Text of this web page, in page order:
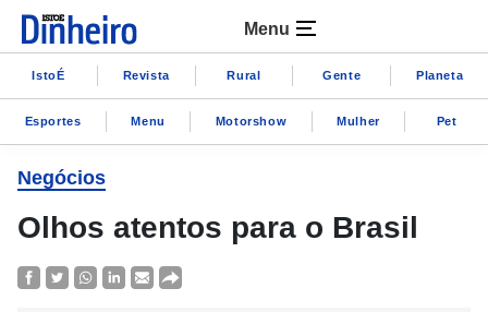
Menu
IstoÉ Revista Rural Gente Planeta
Esportes Menu Motorshow Mulher Pet
Negócios
Olhos atentos para o Brasil